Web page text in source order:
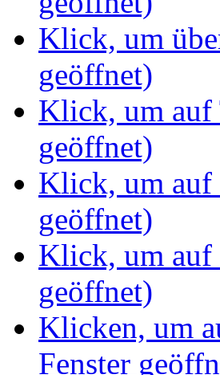
Klick, um
geöffnet)
Klick, um auf
geöffnet)
Klick, um auf
geöffnet)
Klick, um auf
geöffnet)
Klicken, um
Fenster